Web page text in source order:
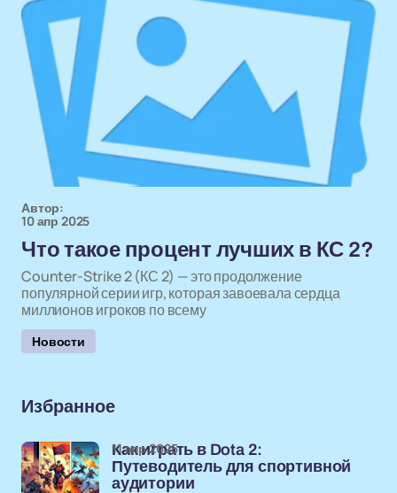
Автор:
10 апр 2025
Что такое процент лучших в КС 2?
Counter-Strike 2 (КС 2) — это продолжение
популярной серии игр, которая завоевала сердца
миллионов игроков по всему
Новости
Избранное
Как играть в Dota 2:
Путеводитель для спортивной
аудитории
11 апр 2025